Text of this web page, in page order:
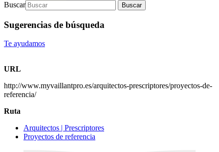
Buscar
Buscar
Sugerencias de búsqueda
Te ayudamos
URL
http://www.myvaillantpro.es/arquitectos-prescriptores/proyectos-de-
referencia/
Ruta
Arquitectos | Prescriptores
Proyectos de referencia